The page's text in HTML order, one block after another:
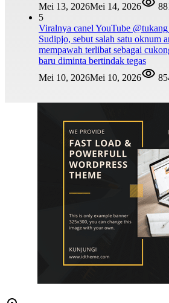
Mei 13, 2026Mei 14, 2026
5
Viralnya canel YouTube
Sudipjo, sebut salah satu oknum
mempawah terlibat sebagai
baru diminta bertindak tegas
Mei 10, 2026Mei 10, 2026